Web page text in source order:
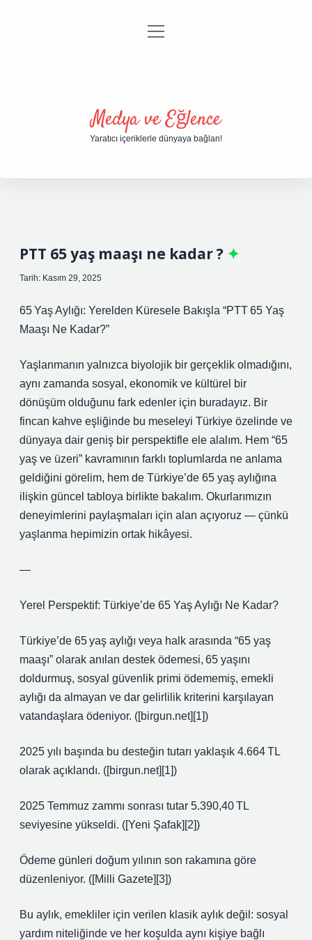
Gizlilik Politikası
menüyü
Medya ve Eğlence
Yaratıcı içeriklerle dünyaya bağlan!
PTT 65 yaş maaşı ne kadar ?
Tarih: Kasım 29, 2025
65 Yaş Aylığı: Yerelden Küresele Bakışla “PTT 65 Yaş
Maaşı Ne Kadar?”
Yaşlanmanın yalnızca biyolojik bir gerçeklik olmadığını,
aynı zamanda sosyal, ekonomik ve kültürel bir
dönüşüm olduğunu fark edenler için buradayız. Bir
fincan kahve eşliğinde bu meseleyi Türkiye özelinde ve
dünyaya dair geniş bir perspektifle ele alalım. Hem “65
yaş ve üzeri” kavramının farklı toplumlarda ne anlama
geldiğini görelim, hem de Türkiye’de 65 yaş aylığına
ilişkin güncel tabloya birlikte bakalım. Okurlarımızın
deneyimlerini paylaşmaları için alan açıyoruz — çünkü
yaşlanma hepimizin ortak hikâyesi.
—
Yerel Perspektif: Türkiye’de 65 Yaş Aylığı Ne Kadar?
Türkiye’de 65 yaş aylığı veya halk arasında “65 yaş
maaşı” olarak anılan destek ödemesi, 65 yaşını
doldurmuş, sosyal güvenlik primi ödememiş, emekli
aylığı da almayan ve dar gelirlilik kriterini karşılayan
vatandaşlara ödeniyor. ([birgun.net][1])
2025 yılı başında bu desteğin tutarı yaklaşık 4.664 TL
olarak açıklandı. ([birgun.net][1])
2025 Temmuz zammı sonrası tutar 5.390,40 TL
seviyesine yükseldi. ([Yeni Şafak][2])
Ödeme günleri doğum yılının son rakamına göre
düzenleniyor. ([Milli Gazete][3])
Bu aylık, emekliler için verilen klasik aylık değil: sosyal
yardım niteliğinde ve her koşulda aynı kişiye bağlı